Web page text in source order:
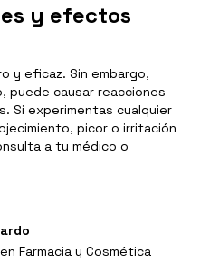
y efectos
y eficaz. Sin embargo,
puede causar reacciones
Si experimentas cualquier
picor o irritación
a tu médico o
Farmacia y Cosmética